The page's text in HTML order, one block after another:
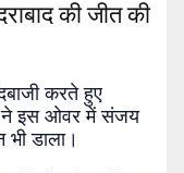
की जीत की
करते हुए
ने इस ओवर में संजय
डाला।